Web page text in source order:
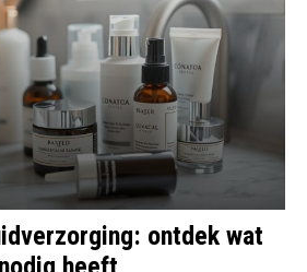
ontdek wat